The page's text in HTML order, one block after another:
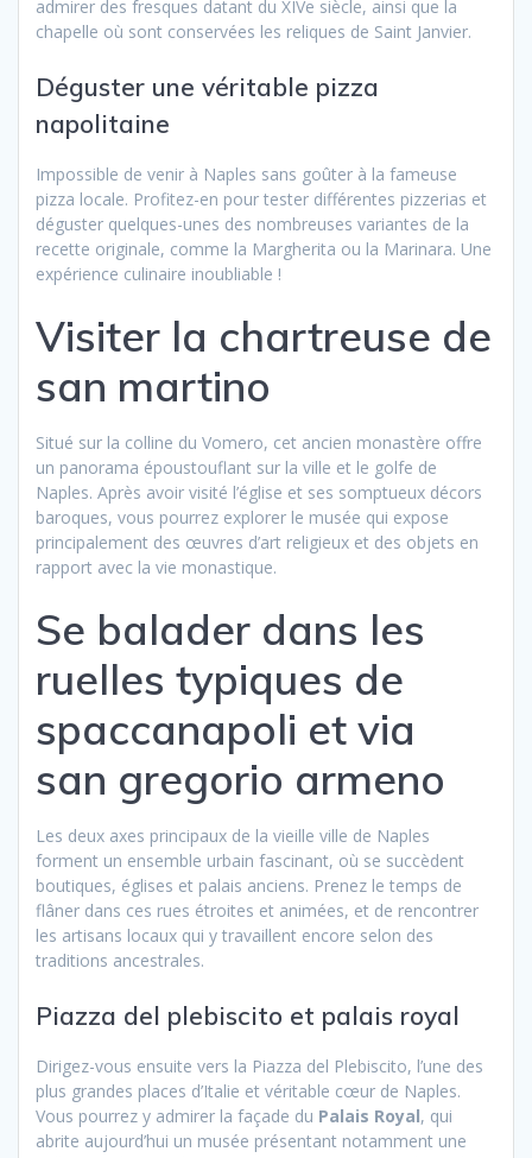
admirer des fresques datant du XIVe siècle, ainsi que la
chapelle où sont conservées les reliques de Saint Janvier.
Déguster une véritable pizza
napolitaine
Impossible de venir à Naples sans goûter à la fameuse
pizza locale. Profitez-en pour tester différentes pizzerias et
déguster quelques-unes des nombreuses variantes de la
recette originale, comme la Margherita ou la Marinara. Une
expérience culinaire inoubliable !
Visiter la chartreuse de
san martino
Situé sur la colline du Vomero, cet ancien monastère offre
un panorama époustouflant sur la ville et le golfe de
Naples. Après avoir visité l’église et ses somptueux décors
baroques, vous pourrez explorer le musée qui expose
principalement des œuvres d’art religieux et des objets en
rapport avec la vie monastique.
Se balader dans les
ruelles typiques de
spaccanapoli et via
san gregorio armeno
Les deux axes principaux de la vieille ville de Naples
forment un ensemble urbain fascinant, où se succèdent
boutiques, églises et palais anciens. Prenez le temps de
flâner dans ces rues étroites et animées, et de rencontrer
les artisans locaux qui y travaillent encore selon des
traditions ancestrales.
Piazza del plebiscito et palais royal
Dirigez-vous ensuite vers la Piazza del Plebiscito, l’une des
plus grandes places d’Italie et véritable cœur de Naples.
Vous pourrez y admirer la façade du Palais Royal, qui
abrite aujourd’hui un musée présentant notamment une